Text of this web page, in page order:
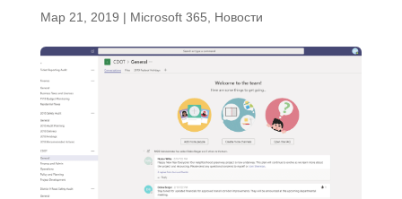
Мар 21, 2019 | Microsoft 365 Новости